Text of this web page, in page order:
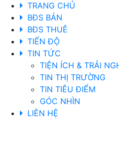
TRANG CHỦ
BĐS BÁN
BĐS THUÊ
TIẾN ĐỘ
TIN TỨC
TIỆN ÍCH & TRẢI
TIN THỊ TRƯỜNG
TIN TIÊU ĐIỂM
GÓC NHÌN
LIÊN HỆ